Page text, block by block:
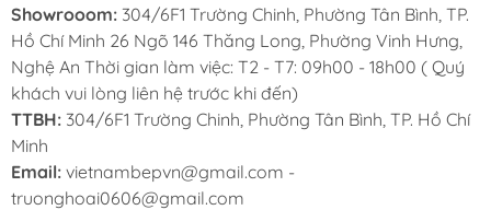
Showrooom: 304/6F1 Trường Chinh, Phường Tân Bình, TP.
Hồ Chí Minh 26 Ngõ 146 Thăng Long, Phường Vinh Hưng,
Nghệ An Thời gian làm việc: T2 - T7: 09h00 - 18h00 ( Quý
khách vui lòng liên hệ trước khi đến)
TTBH: 304/6F1 Trường Chinh, Phường Tân Bình, TP. Hồ Chí
Minh
Email: vietnambepvn@gmail.com -
truonghoai0606@gmail.com